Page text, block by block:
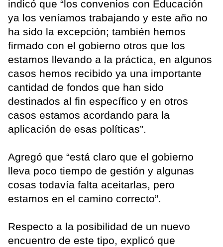
indicó que “los convenios con Educación
ya los veníamos trabajando y este año no
ha sido la excepción; también hemos
firmado con el gobierno otros que los
estamos llevando a la práctica, en algunos
casos hemos recibido ya una importante
cantidad de fondos que han sido
destinados al fin específico y en otros
casos estamos acordando para la
aplicación de esas políticas”.
Agregó que “está claro que el gobierno
lleva poco tiempo de gestión y algunas
cosas todavía falta aceitarlas, pero
estamos en el camino correcto”.
Respecto a la posibilidad de un nuevo
encuentro de este tipo, explicó que